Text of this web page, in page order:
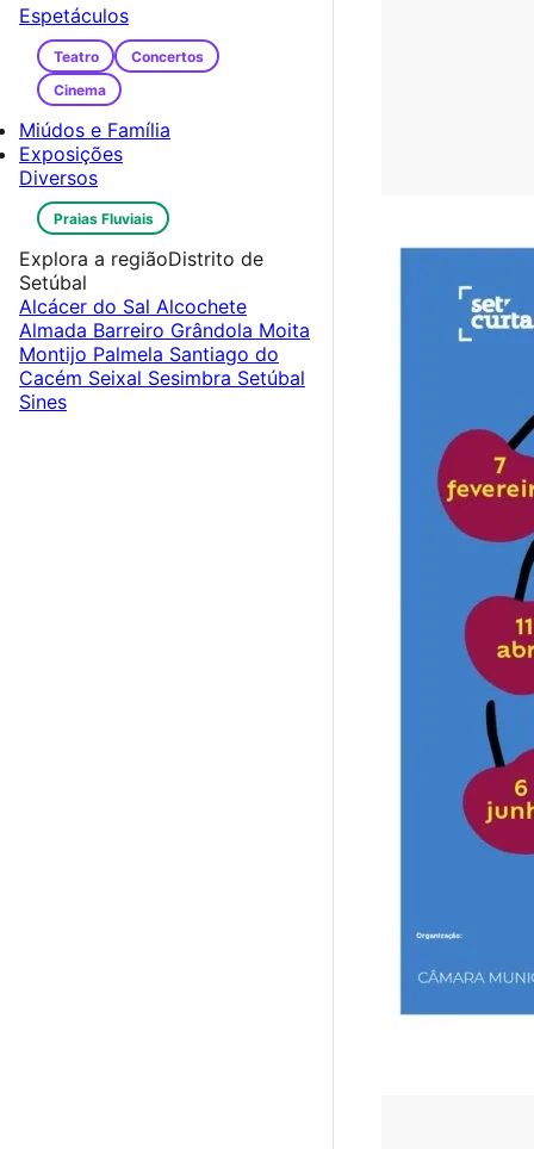
Espetáculos
Teatro
Concertos
Cinema
Miúdos e Família
Exposições
Diversos
Praias Fluviais
Explora a regiãoDistrito de
Setúbal
Alcácer do Sal Alcochete
Almada Barreiro Grândola Moita
Montijo Palmela Santiago do
Cacém Seixal Sesimbra Setúbal
Sines